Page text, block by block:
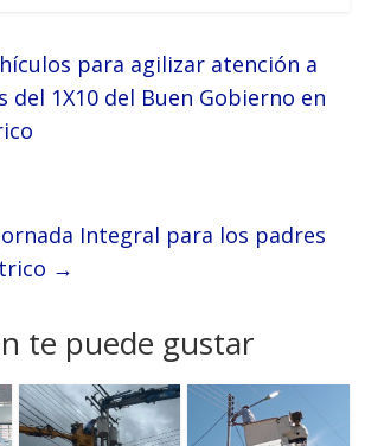
para agilizar atención a
1X10 del Buen Gobierno en
Integral para los padres
→
te puede gustar